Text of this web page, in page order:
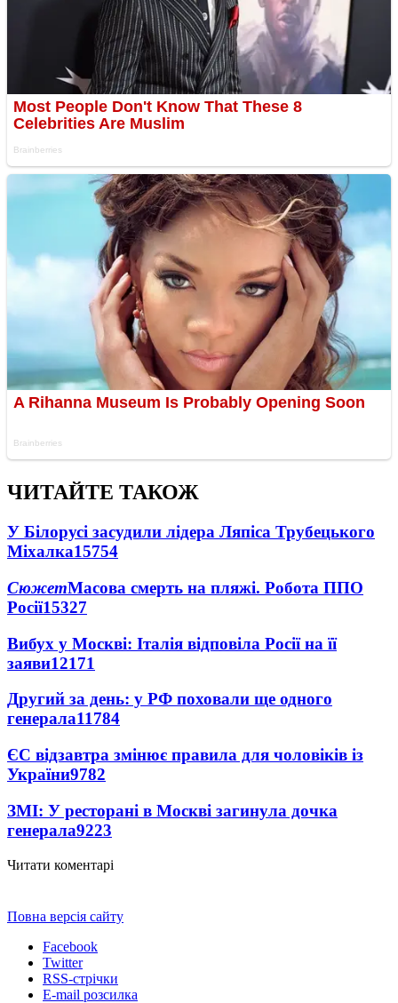
ЧИТАЙТЕ ТАКОЖ
У Білорусі засудили лідера Ляпіса Трубецького
Міхалка15754
СюжетМасова смерть на пляжі. Робота ППО
Росії15327
Вибух у Москві: Італія відповіла Росії на її
заяви12171
Другий за день: у РФ поховали ще одного
генерала11784
ЄС відзавтра змінює правила для чоловіків із
України9782
ЗМІ: У ресторані в Москві загинула дочка
генерала9223
Читати коментарі
Повна версія сайту
Facebook
Twitter
RSS-стрічки
E-mail розсилка